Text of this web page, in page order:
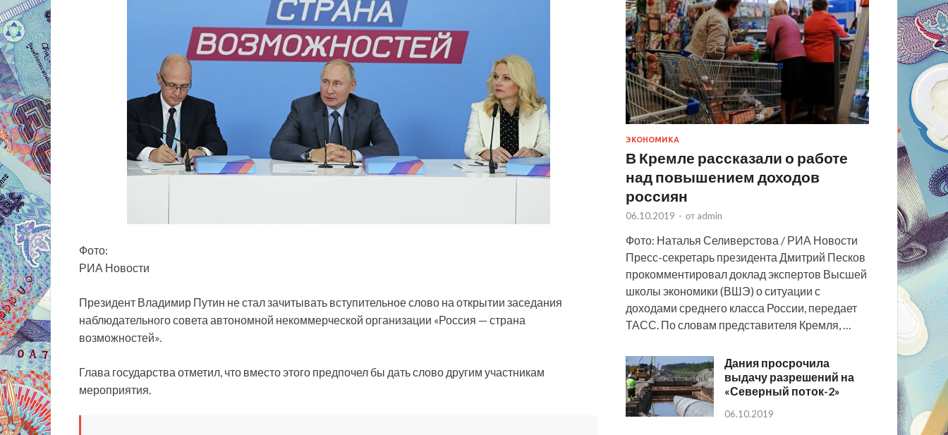
Фото:
РИА Новости
Президент Владимир Путин не стал зачитывать вступительное слово на открытии заседания
наблюдательного совета автономной некоммерческой организации «Россия — страна
возможностей».
Глава государства отметил, что вместо этого предпочел бы дать слово другим участникам
мероприятия.
ЭКОНОМИКА
В Кремле рассказали о работе
над повышением доходов
россиян
06.10.2019 - от admin
Фото: Наталья Селиверстова / РИА Новости
Пресс-секретарь президента Дмитрий Песков
прокомментировал доклад экспертов Высшей
школы экономики (ВШЭ) о ситуации с
доходами среднего класса России, передает
ТАСС. По словам представителя Кремля, …
Дания просрочила
выдачу разрешений на
«Северный поток-2»
06.10.2019